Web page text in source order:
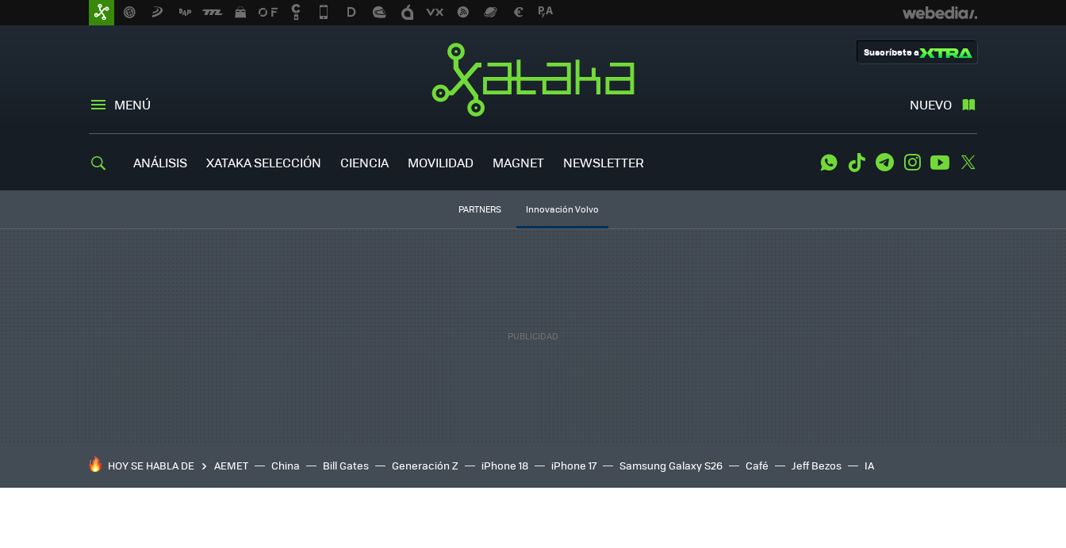
MENÚ NUEVO
Suscríbete a
ANÁLISIS XATAKA SELECCIÓN CIENCIA MOVILIDAD MAGNET NEWSLETTER WhatsApp
Tiktok TelegramInstagramYoutube
PARTNERS Innovación Volvo
HOY SE HABLA DE AEMET China Bill Gates Generación Z iPhone 18 iPhone 17 Samsung Galaxy S26 Café Jeff Bezos IA